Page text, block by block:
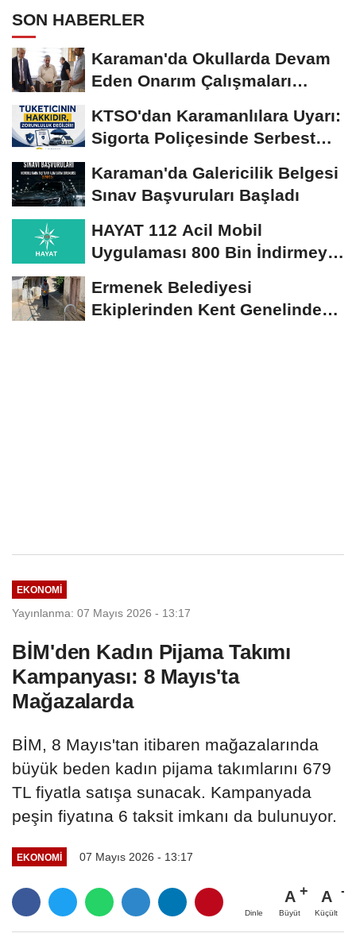
SON HABERLER
Karaman'da Okullarda Devam
Eden Onarım Çalışmaları
KTSO'dan Karamanlılara Uyarı:
Sigorta Poliçesinde Serbest
Karaman'da Galericilik Belgesi
Sınav Başvuruları Başladı
HAYAT 112 Acil Mobil
Uygulaması 800 Bin İndirmeyi
Ermenek Belediyesi
Ekiplerinden Kent Genelinde
EKONOMI
Yayınlanma: 07 Mayıs 2026 - 13:17
BİM'den Kadın Pijama Takımı
Kampanyası: 8 Mayıs'ta
Mağazalarda
BİM, 8 Mayıs'tan itibaren mağazalarında
büyük beden kadın pijama takımlarını 679
TL fiyatla satışa sunacak. Kampanyada
peşin fiyatına 6 taksit imkanı da bulunuyor.
EKONOMI 07 Mayıs 2026 - 13:17
Dinle
A
Büyüt
A
Küçült